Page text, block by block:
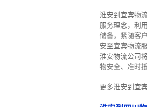
淮安到宜宾物
服务理念，利
储备，紧随客
安至宜宾物流服
淮安物流公司
物安全、准时
更多淮安到宜